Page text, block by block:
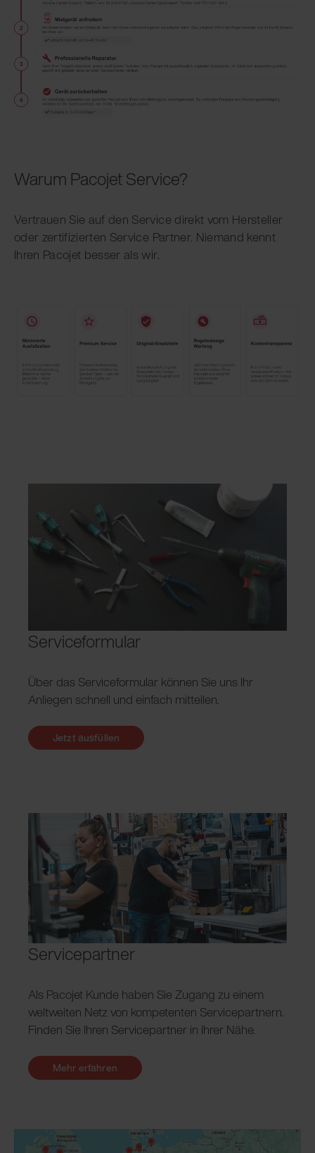
Warum Pacojet Service?
Vertrauen Sie auf den Service direkt vom Hersteller
oder zertifizierten Service Partner. Niemand kennt
Ihren Pacojet besser als wir.
Serviceformular
Über das Serviceformular können Sie uns Ihr
Anliegen schnell und einfach mitteilen.
Jetzt ausfüllen
Servicepartner
Als Pacojet Kunde haben Sie Zugang zu einem
weltweiten Netz von kompetenten Servicepartnern.
Finden Sie Ihren Servicepartner in Ihrer Nähe.
Mehr erfahren